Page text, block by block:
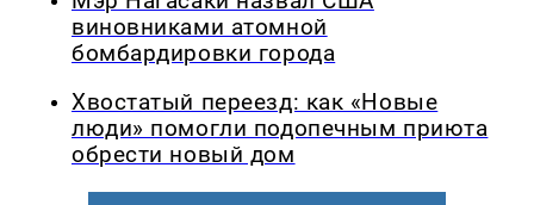
виновниками атомной
бомбардировки города
Хвостатый переезд: как «Новые
люди» помогли подопечным приюта
обрести новый дом